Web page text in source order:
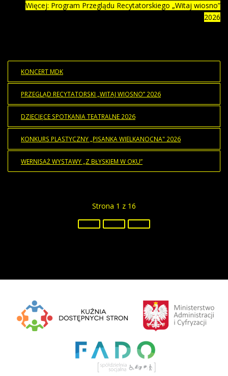
Więcej: Program Przeglądu Recytatorskiego „Witaj wiosno”
2026
KONCERT MDK
PRZEGLĄD RECYTATORSKI „WITAJ WIOSNO” 2026
DZIECIĘCE SPOTKANIA TEATRALNE 2026
KONKURS PLASTYCZNY „PISANKA WIELKANOCNA" 2026
WERNISAŻ WYSTAWY „Z BŁYSKIEM W OKU”
Strona 1 z 16